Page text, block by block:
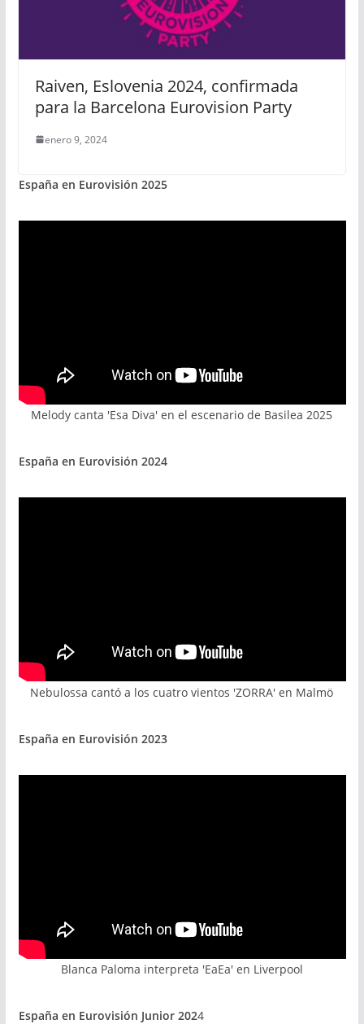
Raiven, Eslovenia 2024, confirmada
para la Barcelona Eurovision Party
enero 9, 2024
España en Eurovisión 2025
Melody canta 'Esa Diva' en el escenario de Basilea 2025
España en Eurovisión 2024
Nebulossa cantó a los cuatro vientos 'ZORRA' en Malmö
España en Eurovisión 2023
Blanca Paloma interpreta 'EaEa' en Liverpool
España en Eurovisión Junior 2024